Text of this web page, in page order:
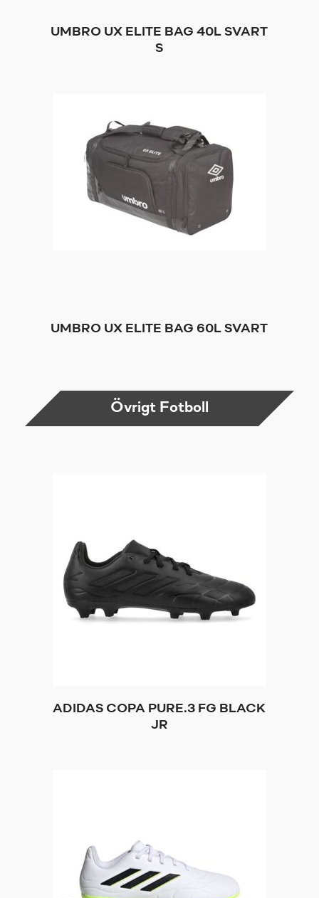
UMBRO UX ELITE BAG 40L SVART
S
UMBRO UX ELITE BAG 60L SVART
Övrigt Fotboll
ADIDAS COPA PURE.3 FG BLACK
JR